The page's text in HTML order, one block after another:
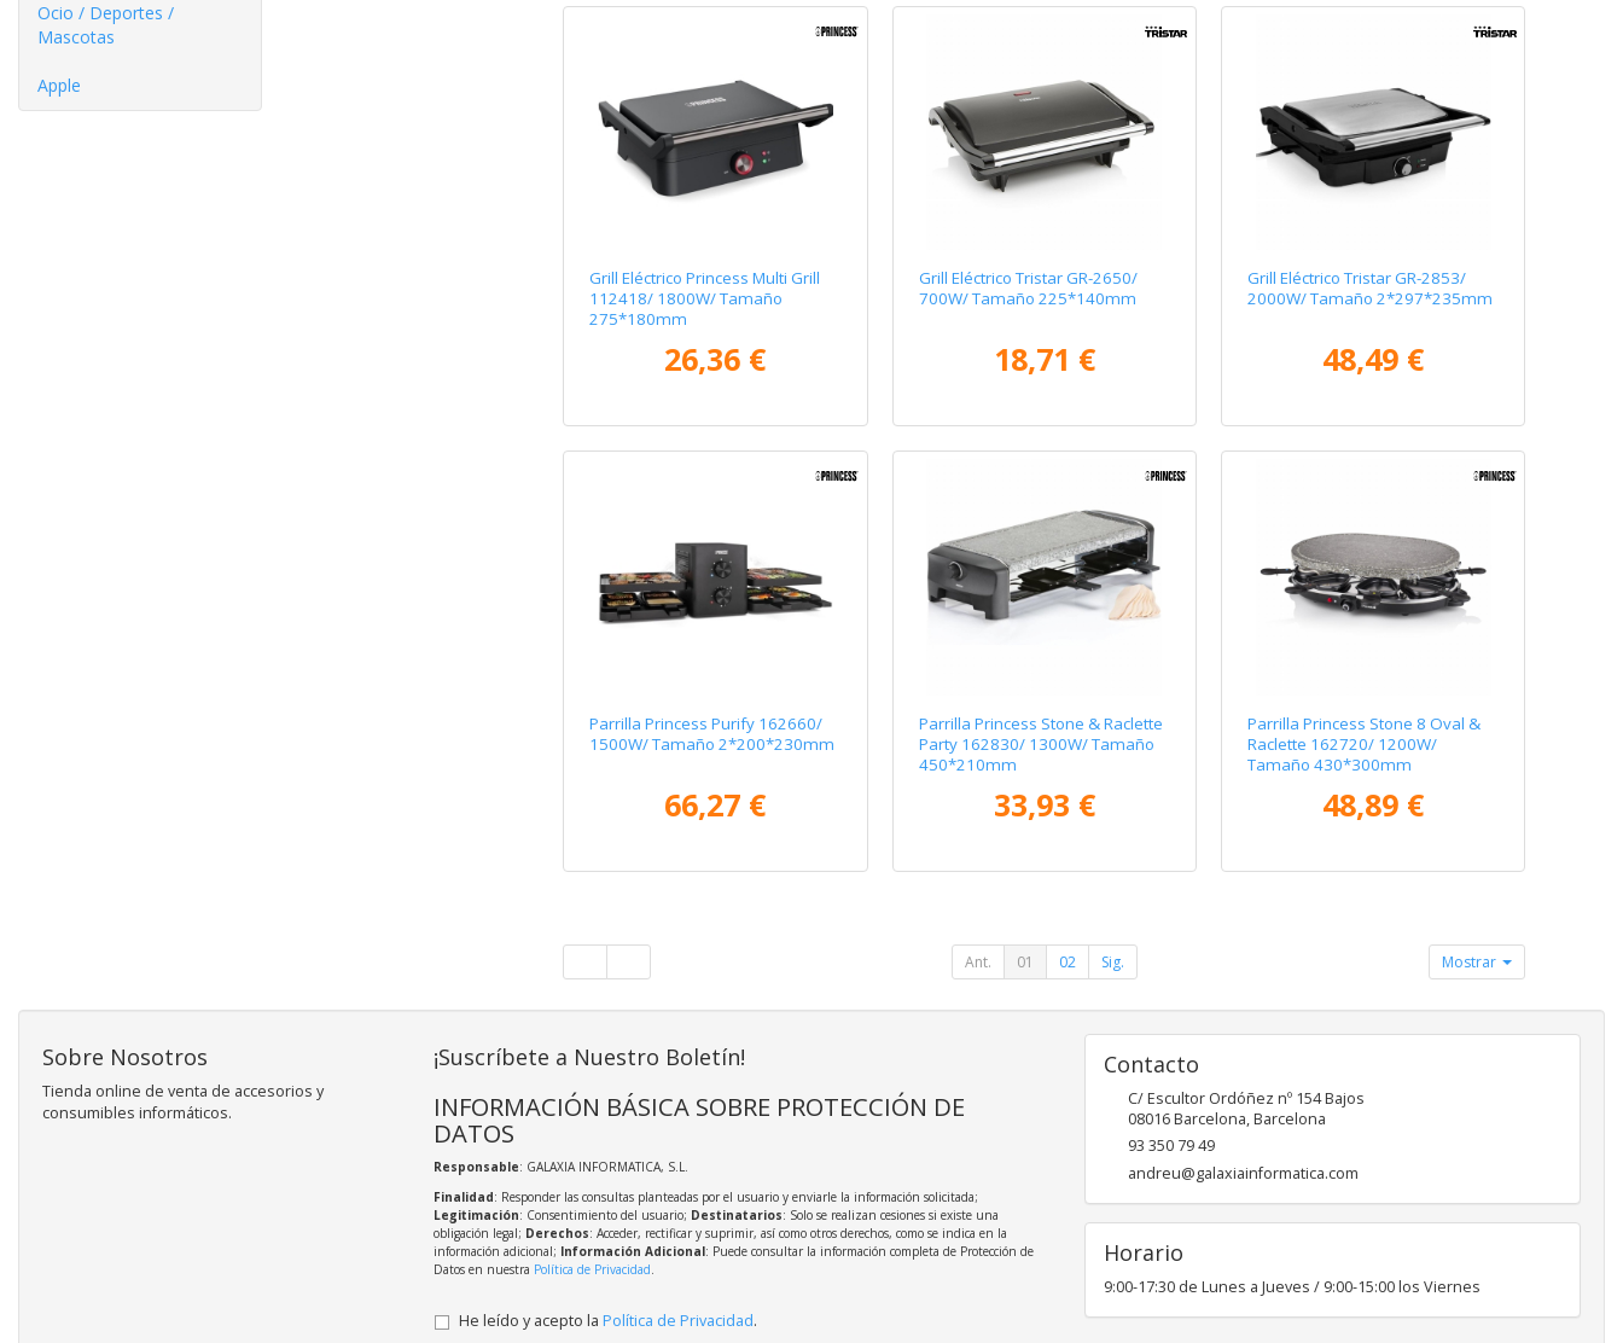
Ocio / Deportes /
Mascotas
Apple
Grill Eléctrico Princess Multi Grill
112418/ 1800W/ Tamaño
275*180mm
26,36 €
Grill Eléctrico Tristar GR-2650/
700W/ Tamaño 225*140mm
18,71 €
Grill Eléctrico Tristar GR-2853/
2000W/ Tamaño 2*297*235mm
48,49 €
Parrilla Princess Purify 162660/
1500W/ Tamaño 2*200*230mm
66,27 €
Parrilla Princess Stone & Raclette
Party 162830/ 1300W/ Tamaño
450*210mm
33,93 €
Parrilla Princess Stone 8 Oval &
Raclette 162720/ 1200W/
Tamaño 430*300mm
48,89 €
Ant. 01 02 Sig. Mostrar
Sobre Nosotros
Tienda online de venta de accesorios y
consumibles informáticos.
¡Suscríbete a Nuestro Boletín!
INFORMACIÓN BÁSICA SOBRE PROTECCIÓN DE
DATOS
Responsable: GALAXIA INFORMATICA, S.L.
Finalidad: Responder las consultas planteadas por el usuario y enviarle la información solicitada;
Legitimación: Consentimiento del usuario; Destinatarios: Solo se realizan cesiones si existe una
obligación legal; Derechos: Acceder, rectificar y suprimir, así como otros derechos, como se indica en la
información adicional; Información Adicional: Puede consultar la información completa de Protección de
Datos en nuestra Política de Privacidad
He leído y acepto la Política de Privacidad.
Contacto
C/ Escultor Ordóñez nº 154 Bajos
08016Barcelona,Barcelona
93 350 79 49
andreu@galaxiainformatica.com
Horario
9:00-17:30 de Lunes a Jueves / 9:00-15:00 los Viernes